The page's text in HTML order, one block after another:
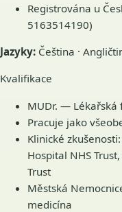
Registrována u
5163514190)
Jazyky: Čeština ·
Kvalifikace
MUDr. — Lékařská
Pracuje jako
Klinické
Hospital NHS
Trust
Městská
medicína